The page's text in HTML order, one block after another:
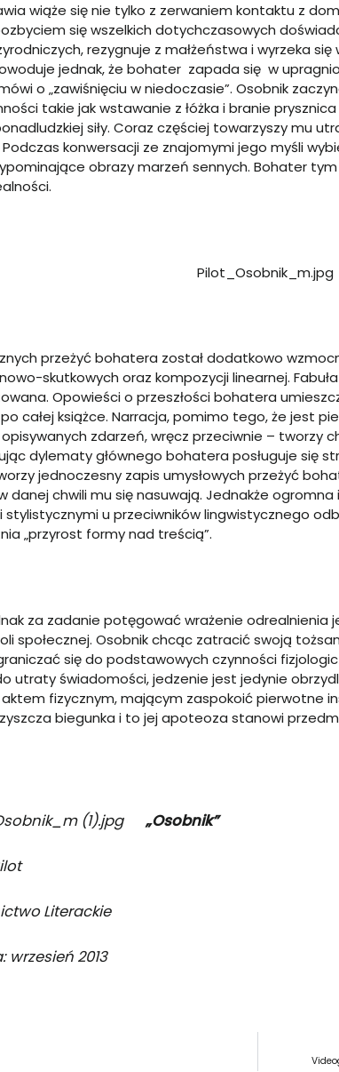
wiąże się nie tylko z zerwaniem kontaktu z
się wszelkich dotychczasowych
rezygnuje z małżeństwa i wyrzeka się
jednak, że bohater zapada się w
o „zawiśnięciu w niedoczasie”. Osobnik
takie jak wstawanie z łóżka i branie
siły. Coraz częściej towarzyszy mu
konwersacji ze znajomymi jego myśli
obrazy marzeń sennych. Bohater
przeżyć bohatera został dodatkowo
skutkowych oraz kompozycji linearnej.
Opowieści o przeszłości bohatera
całej książce. Narracja, pomimo tego, że jest
zdarzeń, wręcz przeciwnie – tworzy
dylematy głównego bohatera posługuje się
jednoczesny zapis umysłowych przeżyć
danej chwili mu się nasuwają. Jednakże
u przeciwników lingwistycznego
„przyrost formy nad treścią”.
za zadanie potęgować wrażenie odrealnienia
społecznej. Osobnik chcąc zatracić swoją
się do podstawowych czynności
utraty świadomości, jedzenie jest jedynie
fizycznym, mającym zaspokoić pierwotne
biegunka i to jej apoteoza stanowi
„Osobnik”
Literackie
wrzesień 2013